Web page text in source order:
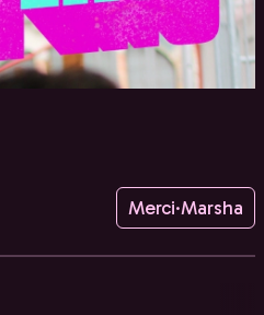
Merci·Marsha